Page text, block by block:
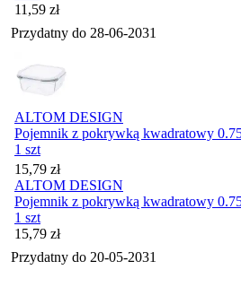
Cena
11,59 zł
Przydatny do 28-06-2031
ALTOM DESIGN
Pojemnik z pokrywką kwadratowy
1 szt
Cena
15,79 zł
ALTOM DESIGN
Pojemnik z pokrywką kwadratowy
1 szt
Cena
15,79 zł
Przydatny do 20-05-2031